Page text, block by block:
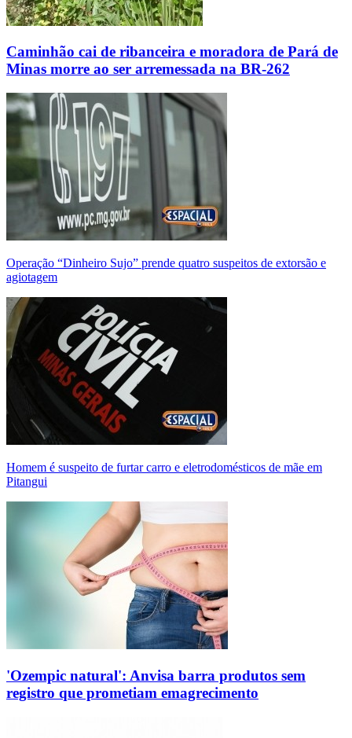
Caminhão cai de ribanceira e moradora de Pará de
Minas morre ao ser arremessada na BR-262
Operação “Dinheiro Sujo” prende quatro suspeitos de extorsão e
agiotagem
Homem é suspeito de furtar carro e eletrodomésticos de mãe em
Pitangui
'Ozempic natural': Anvisa barra produtos sem
registro que prometiam emagrecimento